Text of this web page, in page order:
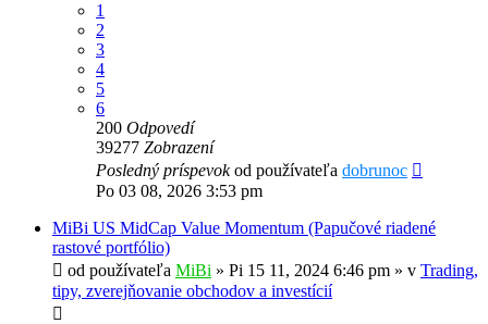
1
2
3
4
5
6
200 Odpovedí
39277 Zobrazení
Posledný príspevokod používateľa dobrunoc
Po 03 08, 2026 3:53 pm
MiBi US MidCap Value Momentum (Papučové riadené
rastové portfólio)
od používateľa MiBi » Pi 15 11, 2024 6:46 pm » v Trading,
tipy, zverejňovanie obchodov a investícií